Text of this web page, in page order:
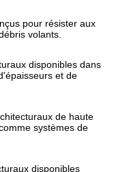
pour résister aux
volants.
disponibles dans
et de
de haute
systèmes de
disponibles